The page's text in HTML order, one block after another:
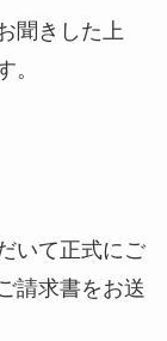
聞きした上
。
いて正式にご
請求書をお送